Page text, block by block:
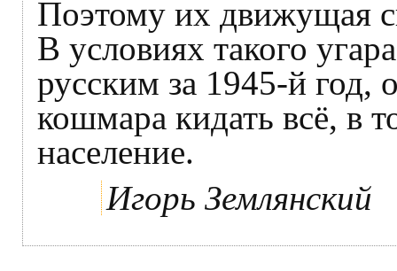
Поэтому их движущая
В условиях такого
русским за 1945-й год,
кошмара кидать всё, в
население.
Игорь Землянский